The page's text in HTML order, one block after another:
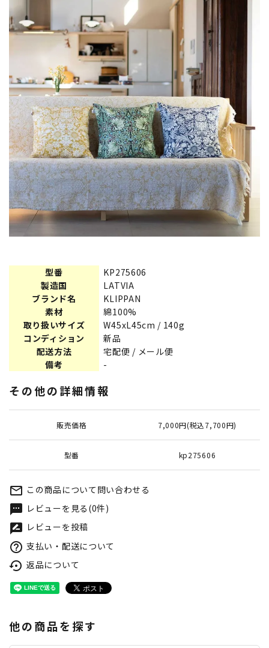
型番
KP275606
製造国
LATVIA
ブランド名
KLIPPAN
素材
綿100%
取り扱いサイズ
W45xL45cm / 140g
コンディション
新品
配送方法
宅配便 / メール便
備考
-
その他の詳細情報
販売価格 7,000円(税込7,700円)
型番 kp275606
mail_outline この商品について問い合わせる
textsms レビューを見る(0件)
rate_review レビューを投稿
help_outline 支払い・配送について
settings_backup_restore 返品について
他の商品を探す